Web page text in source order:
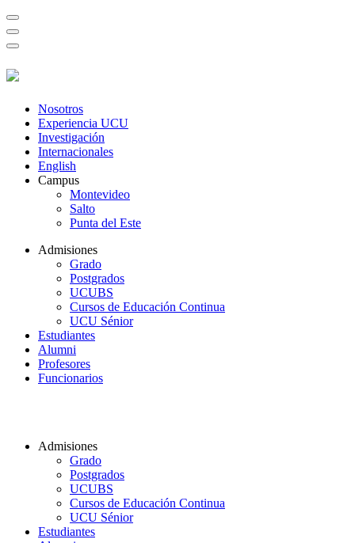
Nosotros
Experiencia UCU
Investigación
Internacionales
English
Campus
Montevideo
Salto
Punta del Este
Admisiones
Grado
Postgrados
UCUBS
Cursos de Educación Continua
UCU Sénior
Estudiantes
Alumni
Profesores
Funcionarios
Admisiones
Grado
Postgrados
UCUBS
Cursos de Educación Continua
UCU Sénior
Estudiantes